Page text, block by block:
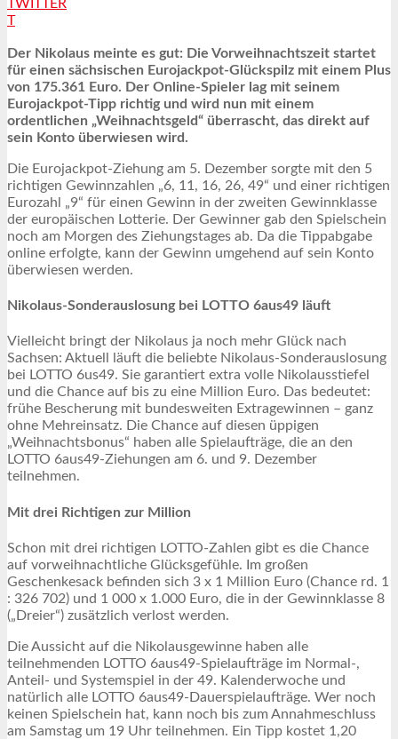
TWITTER
T
Der Nikolaus meinte es gut: Die Vorweihnachtszeit startet
für einen sächsischen Eurojackpot-Glückspilz mit einem Plus
von 175.361 Euro. Der Online-Spieler lag mit seinem
Eurojackpot-Tipp richtig und wird nun mit einem
ordentlichen „Weihnachtsgeld“ überrascht, das direkt auf
sein Konto überwiesen wird.
Die Eurojackpot-Ziehung am 5. Dezember sorgte mit den 5
richtigen Gewinnzahlen „6, 11, 16, 26, 49“ und einer richtigen
Eurozahl „9“ für einen Gewinn in der zweiten Gewinnklasse
der europäischen Lotterie. Der Gewinner gab den Spielschein
noch am Morgen des Ziehungstages ab. Da die Tippabgabe
online erfolgte, kann der Gewinn umgehend auf sein Konto
überwiesen werden.
Nikolaus-Sonderauslosung bei LOTTO 6aus49 läuft
Vielleicht bringt der Nikolaus ja noch mehr Glück nach
Sachsen: Aktuell läuft die beliebte Nikolaus-Sonderauslosung
bei LOTTO 6us49. Sie garantiert extra volle Nikolausstiefel
und die Chance auf bis zu eine Million Euro. Das bedeutet:
frühe Bescherung mit bundesweiten Extragewinnen – ganz
ohne Mehreinsatz. Die Chance auf diesen üppigen
„Weihnachtsbonus“ haben alle Spielaufträge, die an den
LOTTO 6aus49-Ziehungen am 6. und 9. Dezember
teilnehmen.
Mit drei Richtigen zur Million
Schon mit drei richtigen LOTTO-Zahlen gibt es die Chance
auf vorweihnachtliche Glücksgefühle. Im großen
Geschenkesack befinden sich 3 x 1 Million Euro (Chance rd. 1
: 326 702) und 1 000 x 1.000 Euro, die in der Gewinnklasse 8
(„Dreier“) zusätzlich verlost werden.
Die Aussicht auf die Nikolausgewinne haben alle
teilnehmenden LOTTO 6aus49-Spielaufträge im Normal-,
Anteil- und Systemspiel in der 49. Kalenderwoche und
natürlich alle LOTTO 6aus49-Dauerspielaufträge. Wer noch
keinen Spielschein hat, kann noch bis zum Annahmeschluss
am Samstag um 19 Uhr teilnehmen. Ein Tipp kostet 1,20